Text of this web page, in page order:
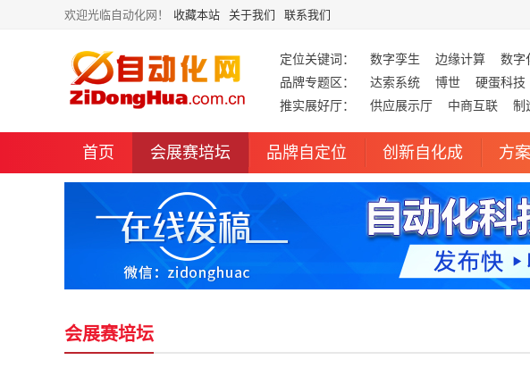
欢迎光临自动化网！ 收藏本站 关于我们 联系我们
定位关键词： 数字孪生 边缘计算 数字
品牌专题区：
达索系统 博世 硬蛋科技
推实展好厅：
供应展示厅 中商互联 制
首页 会展赛培坛 品牌自定位 创新自化成 方
会展赛培坛